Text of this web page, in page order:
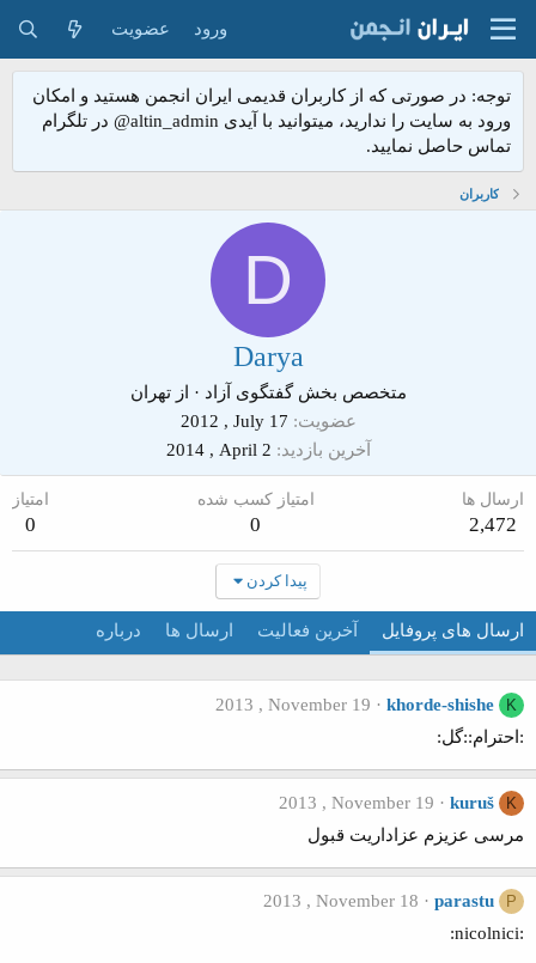
ورود عضویت
توجه: در صورتی که از کاربران قدیمی ایران انجمن هستید و امکان
ورود به سایت را ندارید، میتوانید با آیدی altin_admin@ در تلگرام
تماس حاصل نمایید.
کاربران
D
Darya
متخصص بخش گفتگوی آزاد · از تهران
عضویت
2012 , July 17
آخرین بازدید
2014 , April 2
ارسال ها
2,472
امتیاز کسب شده
0
امتیاز
0
پیدا کردن
ارسال های پروفایل آخرین فعالیت ارسال ها درباره
K
khorde-shishe
2013 , November 19
:احترام::گل:
K
kuruš
2013 , November 19
مرسی عزیزم عزاداریت قبول
P
parastu
2013 , November 18
:nicolnici: